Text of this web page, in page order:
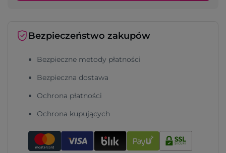
Bezpieczeństwo zakupów
Bezpieczne metody płatności
Bezpieczna dostawa
Ochrona płatności
Ochrona kupujących